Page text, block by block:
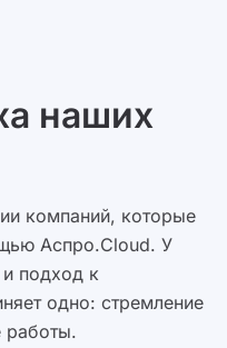
наших
компаний, которые
Аспро.Cloud. У
подход к
одно: стремление
работы.